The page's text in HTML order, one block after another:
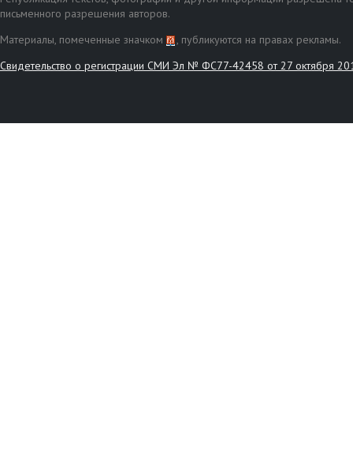
письменного разрешения авторов.
Материалы, помеченные значком
, публикуются на правах рекламы.
Свидетельство о регистрации СМИ Эл № ФС77-42458 от 27 октября